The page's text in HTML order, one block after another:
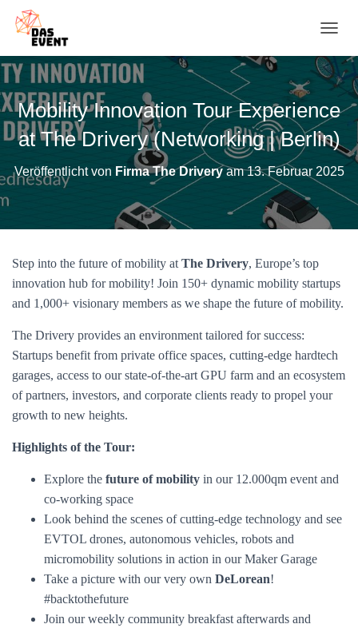
A
V
I
A
T
I
N
U
S
L
T
Mobility Innovation Tour Experience
at The Drivery (Networking | Berlin)
Veröffentlicht von Firma The Driveryam13. Februar 2025
Step into the future of mobility at The Drivery, Europe’s top
innovation hub for mobility! Join 150+ dynamic mobility startups
and 1,000+ visionary members as we shape the future of mobility.
The Drivery provides an environment tailored for success:
Startups benefit from private office spaces, cutting-edge hardtech
garages, access to our state-of-the-art GPU farm and an ecosystem
of partners, investors, and corporate clients ready to propel your
growth to new heights.
Highlights of the Tour:
Explore the future of mobility in our 12.000qm event and
co-working space
Look behind the scenes of cutting-edge technology and see
EVTOL drones, autonomous vehicles, robots and
micromobility solutions in action in our Maker Garage
Take a picture with our very own DeLorean!
#backtothefuture
Join our weekly community breakfast afterwards and